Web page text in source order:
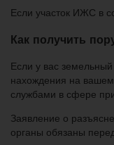
Если участок ИЖС в
Как получить
Если у вас
нахождения на
службами в сфере
Заявление о
органы обязаны